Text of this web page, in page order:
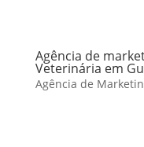
Agência de
Veterinária em
Agência de